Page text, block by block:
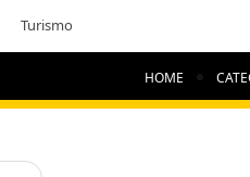
Turismo
HOME